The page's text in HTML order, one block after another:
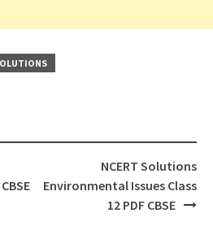
NCERT Solutions
Environmental Issues Class
12 PDF CBSE